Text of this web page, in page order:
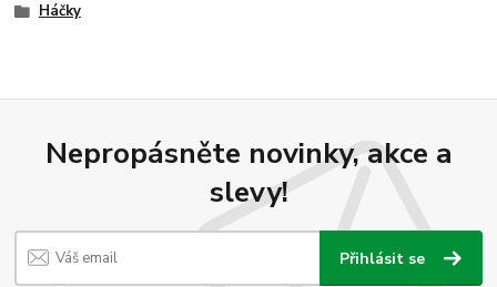
Háčky
Nepropásněte novinky, akce a
slevy!
Přihlásit se